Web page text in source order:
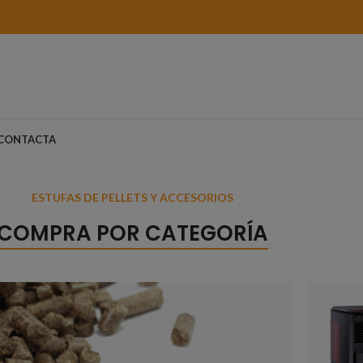
ESTUFAS DE PELLETS Y ACCESORIOS
POR CATEGORÍA